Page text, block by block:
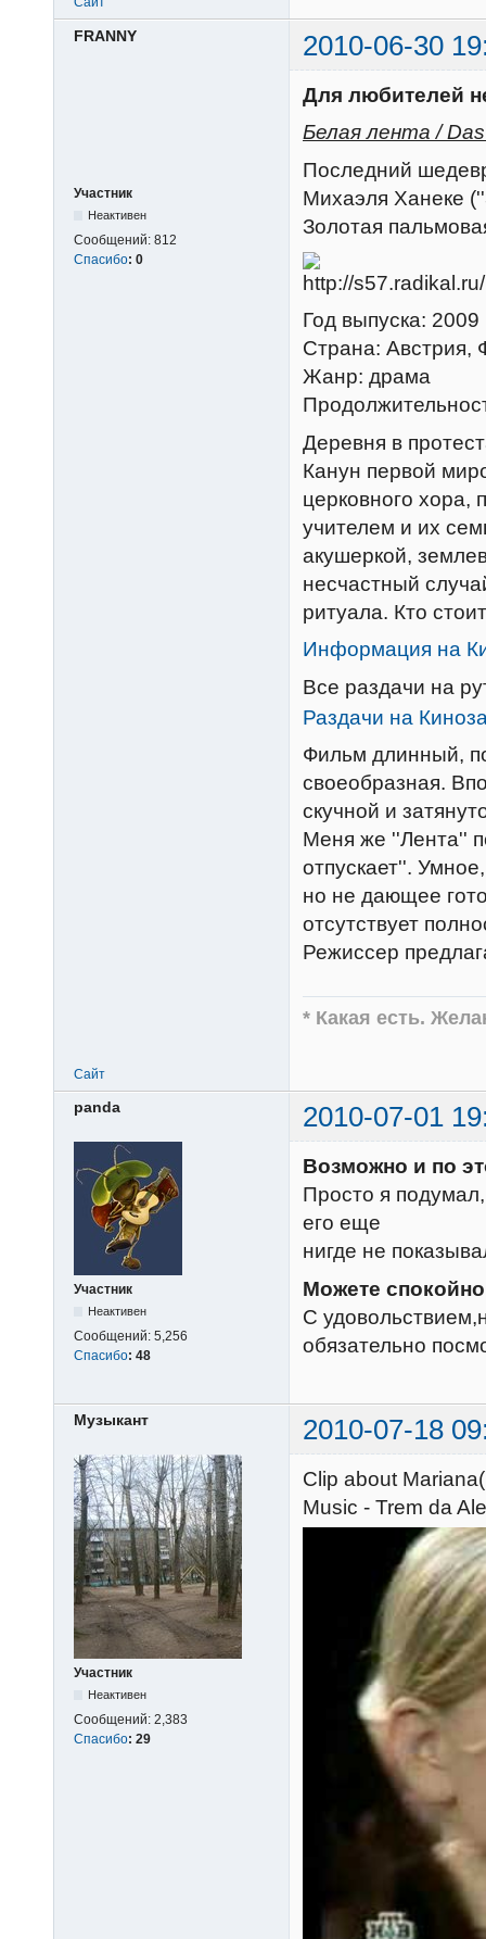
FRANNY 2010-06-30
Участник
Неактивен
Сообщений: 812
Спасибо: 0
Для любителей
Белая лента /
Последний
Михаэля Ханеке
Золотая
Год выпуска: 2009
Страна: Австрия,
Жанр: драма
Деревня в
Канун первой
церковного
учителем и их
акушеркой,
несчастный
ритуала. Кто
Информация на
Все раздачи на
Раздачи на
Фильм длинный,
своеобразная.
скучной и
Меня же ''Лента''
отпускает''.
но не дающее
отсутствует
Режиссер
* Какая есть.
Сайт
panda 2010-07-01
Участник
Неактивен
Сообщений: 5,256
Спасибо: 48
Возможно и по
Просто я
его еще
нигде не
Можете спокойно
С
обязательно
Музыкант 2010-07-18
Участник
Неактивен
Сообщений: 2,383
Спасибо: 29
Сlip about
Music - Trem da